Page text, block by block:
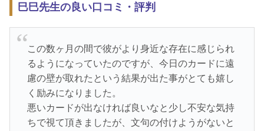
巳巳先生の良い口コミ・評判
この数ヶ月の間で彼がより身近な存在に感じられ
るようになっていたのですが、今日のカードに遠
慮の壁が取れたという結果が出た事がとても嬉し
く励みになりました。
悪いカードが出なければ良いなと少し不安な気持
ちで視て頂きましたが、文句の付けようがないと